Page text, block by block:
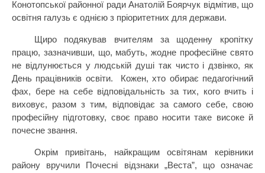
Конотопської районної ради Анатолій Боярчук відмітив, що
освітня галузь є однією з пріоритетних для держави.
Щиро подякував вчителям за щоденну кропітку
працю, зазначивши, що, мабуть, жодне професійне свято
не відлунюється у людській душі так чисто і дзвінко, як
День працівників освіти.
Кожен, хто обирає педагогічний
фах, бере на себе відповідальність за тих, кого вчить і
виховує, разом з тим, відповідає за самого себе, свою
професійну підготовку, своє право носити таке високе й
почесне звання.
Окрім привітань, найкращим освітянам керівники
району вручили Почесні відзнаки „Веста”, що означає